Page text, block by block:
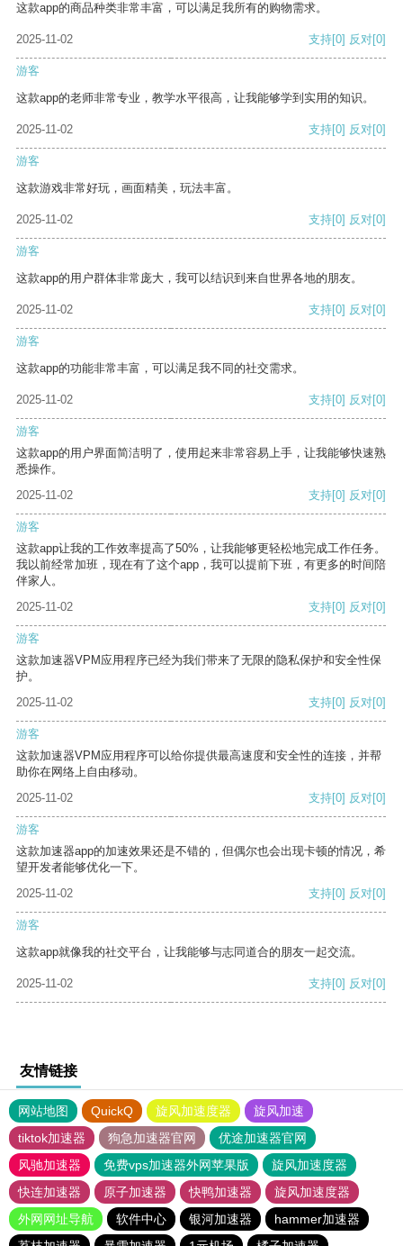
这款app的商品种类非常丰富，可以满足我所有的购物需求。
2025-11-02 支持[0] 反对[0]
游客
这款app的老师非常专业，教学水平很高，让我能够学到实用的知识。
2025-11-02 支持[0] 反对[0]
游客
这款游戏非常好玩，画面精美，玩法丰富。
2025-11-02 支持[0] 反对[0]
游客
这款app的用户群体非常庞大，我可以结识到来自世界各地的朋友。
2025-11-02 支持[0] 反对[0]
游客
这款app的功能非常丰富，可以满足我不同的社交需求。
2025-11-02 支持[0] 反对[0]
游客
这款app的用户界面简洁明了，使用起来非常容易上手，让我能够快速熟
悉操作。
2025-11-02
支持[0] 反对[0]
游客
这款app让我的工作效率提高了50%，让我能够更轻松地完成工作任务。
我以前经常加班，现在有了这个app，我可以提前下班，有更多的时间陪
伴家人。
2025-11-02
支持[0] 反对[0]
游客
这款加速器VPM应用程序已经为我们带来了无限的隐私保护和安全性保
护。
2025-11-02
支持[0] 反对[0]
游客
这款加速器VPM应用程序可以给你提供最高速度和安全性的连接，并帮
助你在网络上自由移动。
2025-11-02
支持[0] 反对[0]
游客
这款加速器app的加速效果还是不错的，但偶尔也会出现卡顿的情况，希
望开发者能够优化一下。
2025-11-02
支持[0] 反对[0]
游客
这款app就像我的社交平台，让我能够与志同道合的朋友一起交流。
2025-11-02 支持[0] 反对[0]
友情链接
网站地图 QuickQ 旋风加速度器
旋风加速
tiktok加速器
狗急加速器官网
优途加速器官网
风驰加速器
免费vps加速器外网苹果版
旋风加速度器
快连加速器
原子加速器 快鸭加速器
旋风加速度器
外网网址导航
软件中心 银河加速器
hammer加速器